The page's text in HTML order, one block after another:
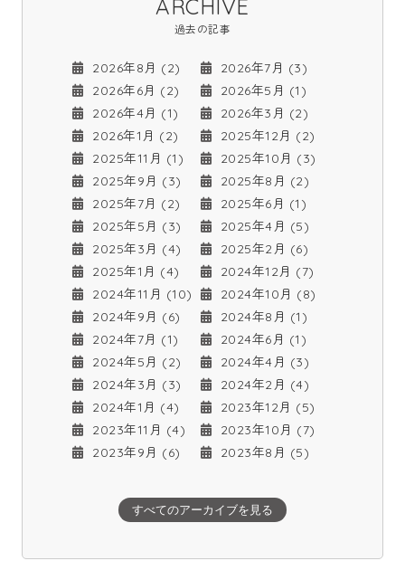
ARCHIVE
過去の記事
2026年8月 (2)
2026年7月 (3)
2026年6月 (2)
2026年5月 (1)
2026年4月 (1)
2026年3月 (2)
2026年1月 (2)
2025年12月 (2)
2025年11月 (1)
2025年10月 (3)
2025年9月 (3)
2025年8月 (2)
2025年7月 (2)
2025年6月 (1)
2025年5月 (3)
2025年4月 (5)
2025年3月 (4)
2025年2月 (6)
2025年1月 (4)
2024年12月 (7)
2024年11月 (10)
2024年10月 (8)
2024年9月 (6)
2024年8月 (1)
2024年7月 (1)
2024年6月 (1)
2024年5月 (2)
2024年4月 (3)
2024年3月 (3)
2024年2月 (4)
2024年1月 (4)
2023年12月 (5)
2023年11月 (4)
2023年10月 (7)
2023年9月 (6)
2023年8月 (5)
すべてのアーカイブを見る